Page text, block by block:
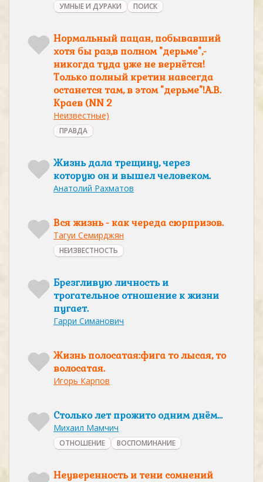
УМНЫЕ И ДУРАКИ ПОИСК
Нормальный пацан, побывавший
хотя бы раз,в полном "дерьме",-
никогда туда уже не вернётся!
Только полный кретин навсегда
останется там, в этом "дерьме"!А.В.
Краев (NN 2
Неизвестные)
ПРАВДА
Жизнь дала трещину, через
которую он и вышел человеком.
Анатолий Рахматов
Вся жизнь - как череда сюрпризов.
Тагуи Семирджян
НЕИЗВЕСТНОСТЬ
Брезгливую личность и
трогательное отношение к жизни
пугает.
Гарри Симанович
Жизнь полосатая:фига то лысая, то
волосатая.
Игорь Карпов
Столько лет прожито одним днём…
Михаил Мамчич
ОТНОШЕНИЕ ВОСПОМИНАНИЕ
Неуверенность и тени сомнений